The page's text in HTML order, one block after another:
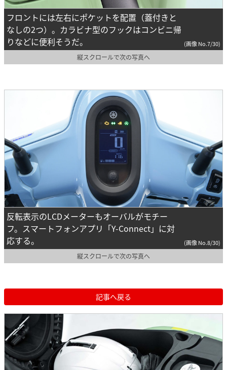
フロントには左右にポケットを配置（蓋付きと
なしの2つ）。カラビナ型のフックはコンビニ帰
りなどに便利そうだ。
(画像 No.7/30)
縦スクロールで次の写真へ
反転表示のLCDメーターもオーバルがモチー
フ。スマートフォンアプリ「Y-Connect」に対
応する。
(画像 No.8/30)
縦スクロールで次の写真へ
記事へ戻る